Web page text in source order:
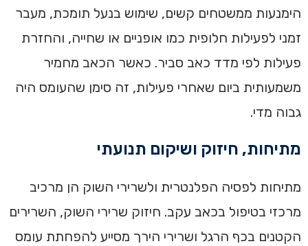
הימנעות ממשטחים קשים, שימוש בנעל תומכת, מעבר
זמני לפעילות חלופית כמו אופניים או שחייה, והחזרת
פעילות לפי מדד כאב סביר. כאשר הכאב מחמיר
משמעותית ביום שאחרי פעילות, זה סימן שהעומס היה
גבוה מדי.
מתיחות, חיזוק ושיקום תנועתי
מתיחות לפסיה הפלנטרית ולשרירי השוק הן מרכיב
מרכזי בטיפול בכאב עקב. חיזוק שרירי השוק, השרירים
הקטנים בכף הרגל ושרירי הירך מסייע להפחתת עומס